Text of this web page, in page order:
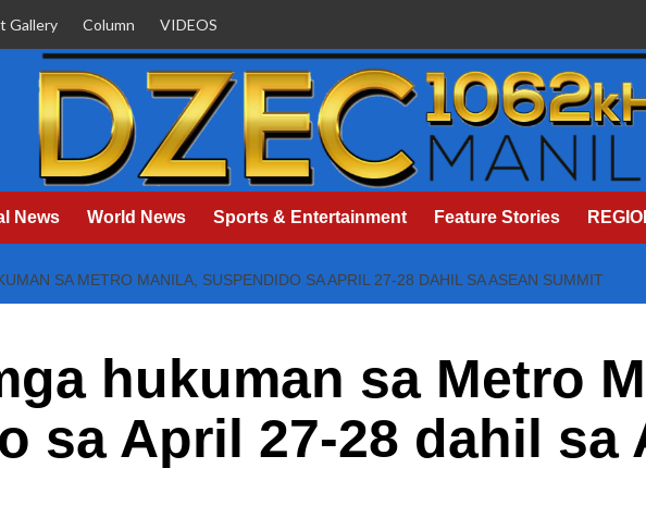
Gallery Column VIDEOS
News World News Sports & Entertainment Feature Stories
SA METRO MANILA, SUSPENDIDO SA APRIL 27-28 DAHIL SA ASEAN SUMMIT
hukuman sa Metro
sa April 27-28 dahil sa